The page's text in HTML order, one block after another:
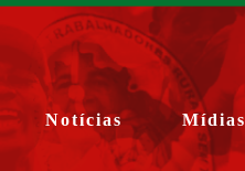
Notícias Mídias